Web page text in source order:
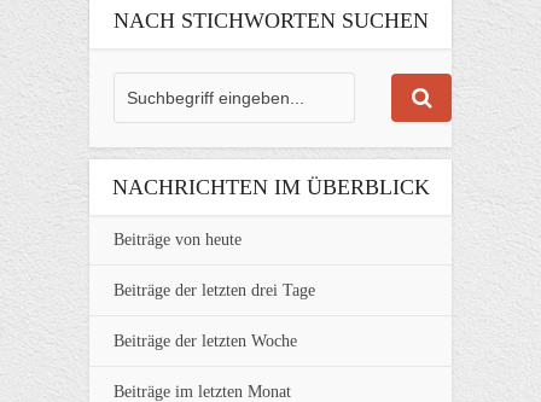
NACH STICHWORTEN SUCHEN
NACHRICHTEN IM ÜBERBLICK
Beiträge von heute
Beiträge der letzten drei Tage
Beiträge der letzten Woche
Beiträge im letzten Monat